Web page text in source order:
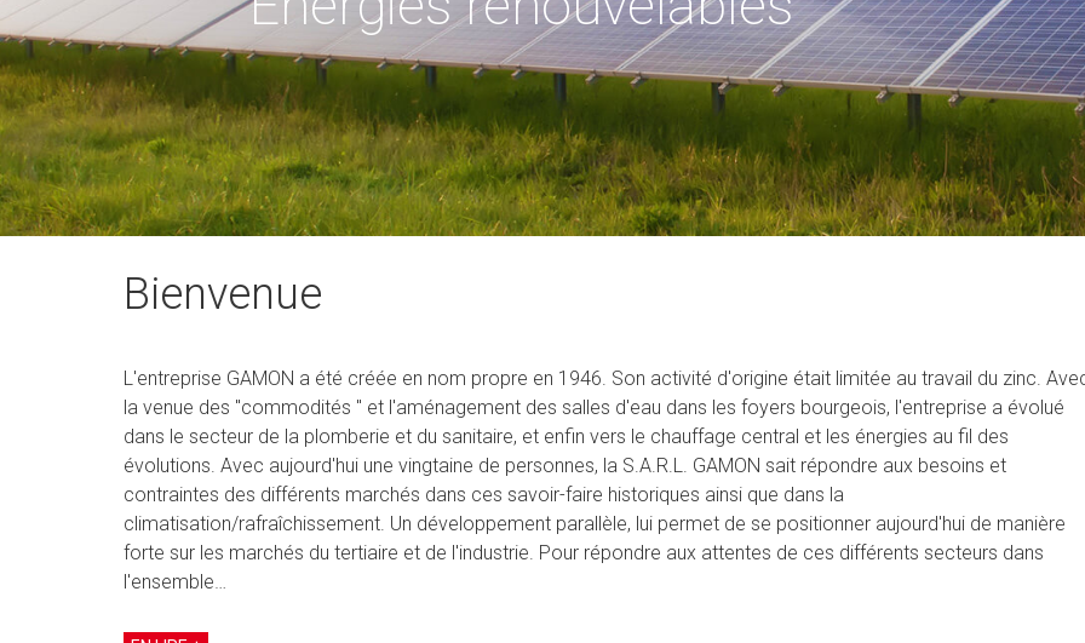
Bienvenue
L'entreprise GAMON a été créée en nom propre en 1946. Son activité d'origine était limitée au travail du zinc.
la venue des ''commodités '' et l'aménagement des salles d'eau dans les foyers bourgeois, l'entreprise a évolué
dans le secteur de la plomberie et du sanitaire, et enfin vers le chauffage central et les énergies au fil des
évolutions. Avec aujourd'hui une vingtaine de personnes, la S.A.R.L. GAMON sait répondre aux besoins et
contraintes des différents marchés dans ces savoir-faire historiques ainsi que dans la
climatisation/rafraîchissement. Un développement parallèle, lui permet de se positionner aujourd'hui de manière
forte sur les marchés du tertiaire et de l'industrie. Pour répondre aux attentes de ces différents secteurs dans
l'ensemble…